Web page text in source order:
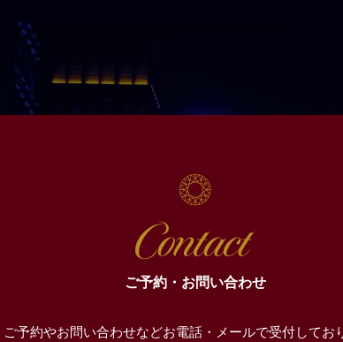
ご予約・お問い合わせ
ご予約やお問い合わせなどお電話・メールで受付してお